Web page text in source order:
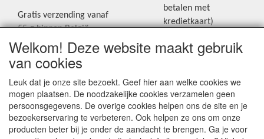
Gratis verzending vanaf
55 € binnen België.
Gratis verzending vanaf
65 € naar Nederland.
Levering andere
landen: geen gratis
verzending, portkosten
worden aangerekend.
betalen met
kredietkaart)
Blijf op de hoogte van de laatste
onze Facebookpagina.
Welkom! Deze website maakt gebruik
van cookies
Leuk dat je onze site bezoekt. Geef hier aan welke cookies we
mogen plaatsen. De noodzakelijke cookies verzamelen geen
persoonsgegevens. De overige cookies helpen ons de site en je
bezoekerservaring te verbeteren. Ook helpen ze ons om onze
producten beter bij je onder de aandacht te brengen. Ga je voor